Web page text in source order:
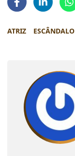
ATRIZ ESCÂNDALO